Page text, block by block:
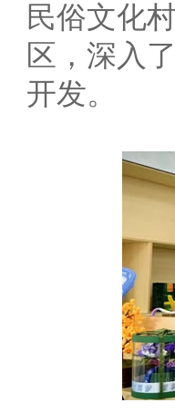
民俗文化
区，深入
开发。